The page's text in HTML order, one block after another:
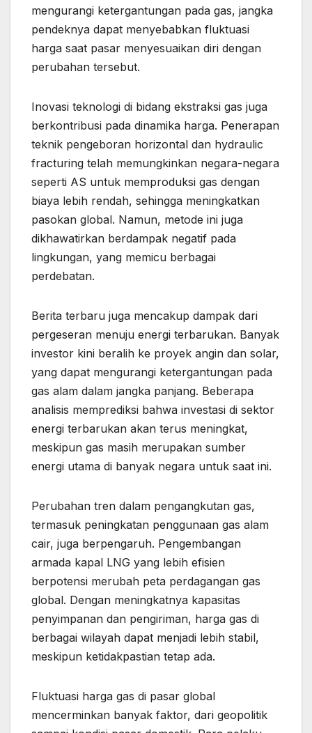
mengurangi ketergantungan pada gas, jangka
pendeknya dapat menyebabkan fluktuasi
harga saat pasar menyesuaikan diri dengan
perubahan tersebut.
Inovasi teknologi di bidang ekstraksi gas juga
berkontribusi pada dinamika harga. Penerapan
teknik pengeboran horizontal dan hydraulic
fracturing telah memungkinkan negara-negara
seperti AS untuk memproduksi gas dengan
biaya lebih rendah, sehingga meningkatkan
pasokan global. Namun, metode ini juga
dikhawatirkan berdampak negatif pada
lingkungan, yang memicu berbagai
perdebatan.
Berita terbaru juga mencakup dampak dari
pergeseran menuju energi terbarukan. Banyak
investor kini beralih ke proyek angin dan solar,
yang dapat mengurangi ketergantungan pada
gas alam dalam jangka panjang. Beberapa
analisis memprediksi bahwa investasi di sektor
energi terbarukan akan terus meningkat,
meskipun gas masih merupakan sumber
energi utama di banyak negara untuk saat ini.
Perubahan tren dalam pengangkutan gas,
termasuk peningkatan penggunaan gas alam
cair, juga berpengaruh. Pengembangan
armada kapal LNG yang lebih efisien
berpotensi merubah peta perdagangan gas
global. Dengan meningkatnya kapasitas
penyimpanan dan pengiriman, harga gas di
berbagai wilayah dapat menjadi lebih stabil,
meskipun ketidakpastian tetap ada.
Fluktuasi harga gas di pasar global
mencerminkan banyak faktor, dari geopolitik